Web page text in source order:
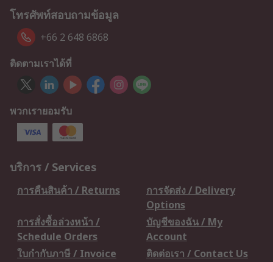
โทรศัพท์สอบถามข้อมูล
+66 2 648 6868
ติดตามเราได้ที่
พวกเรายอมรับ
บริการ / Services
การคืนสินค้า / Returns
การจัดส่ง / Delivery
Options
การสั่งซื้อล่วงหน้า /
Schedule Orders
บัญชีของฉัน / My
Account
ใบกำกับภาษี / Invoice
ติดต่อเรา / Contact Us